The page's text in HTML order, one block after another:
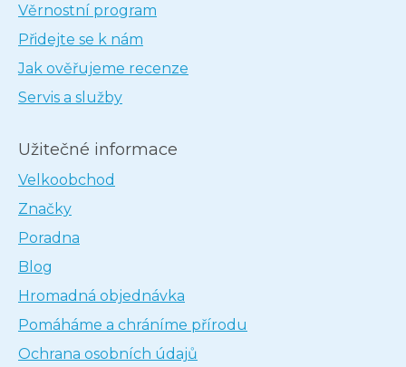
Věrnostní program
Přidejte se k nám
Jak ověřujeme recenze
Servis a služby
Užitečné informace
Velkoobchod
Značky
Poradna
Blog
Hromadná objednávka
Pomáháme a chráníme přírodu
Ochrana osobních údajů